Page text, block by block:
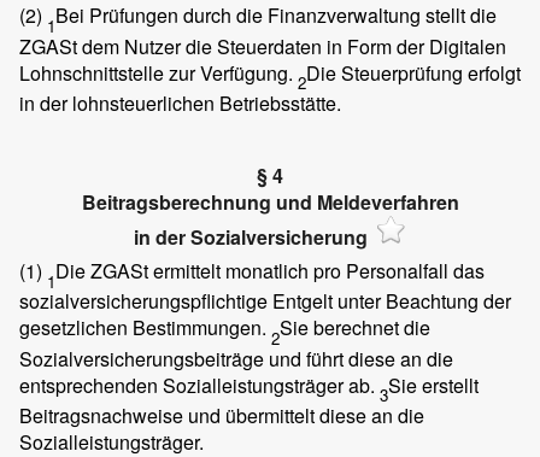
(2) 1Bei Prüfungen durch die Finanzverwaltung stellt die
ZGASt dem Nutzer die Steuerdaten in Form der Digitalen
Lohnschnittstelle zur Verfügung. 2Die Steuerprüfung erfolgt
in der lohnsteuerlichen Betriebsstätte.
§ 4
Beitragsberechnung und Meldeverfahren
in der Sozialversicherung
(1) 1Die ZGASt ermittelt monatlich pro Personalfall das
sozialversicherungspflichtige Entgelt unter Beachtung der
gesetzlichen Bestimmungen. 2Sie berechnet die
Sozialversicherungsbeiträge und führt diese an die
entsprechenden Sozialleistungsträger ab. 3Sie erstellt
Beitragsnachweise und übermittelt diese an die
Sozialleistungsträger.